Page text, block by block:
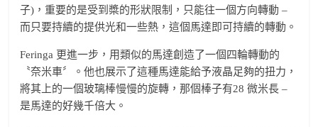
子)，重要的是受到槳的形狀限制，只能往一個方向轉動 –
而只要持續的提供光和一些熱，這個馬達即可持續的轉動。
Feringa 更進一步，用類似的馬達創造了一個四輪轉動的
〝奈米車〞。他也展示了這種馬達能給予液晶足夠的扭力，
將其上的一個玻璃棒慢慢的旋轉，那個棒子有28 微米長 –
是馬達的好幾千倍大。